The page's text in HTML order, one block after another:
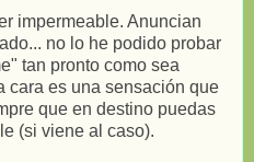
impermeable. Anuncian
no lo he podido probar
tan pronto como sea
cara es una sensación que
que en destino puedas
(si viene al caso).